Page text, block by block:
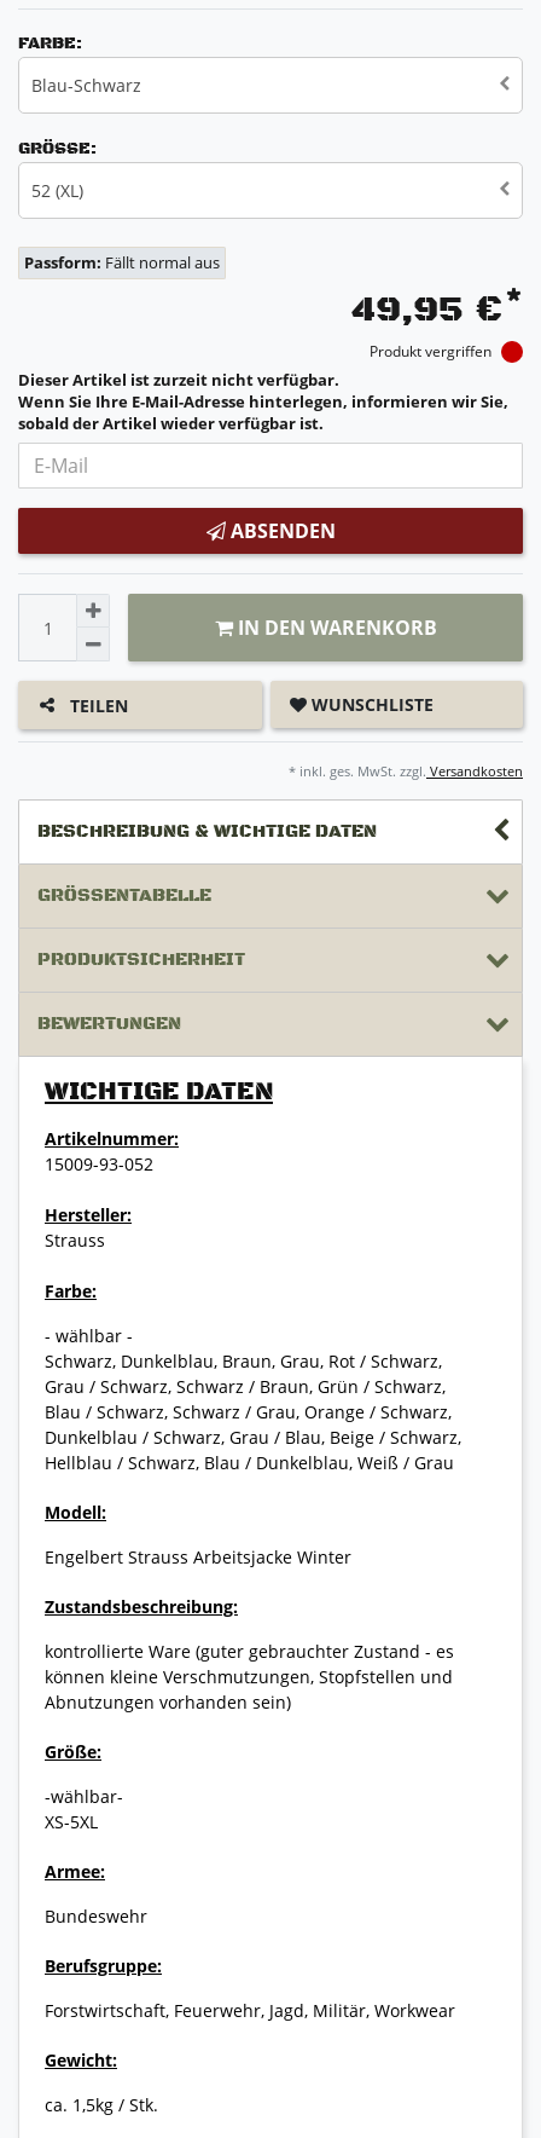
FARBE:
Blau-Schwarz
GRÖSSE:
52 (XL)
Passform: Fällt normal aus
49,95 €*
Produkt vergriffen
Dieser Artikel ist zurzeit nicht verfügbar.
Wenn Sie Ihre E-Mail-Adresse hinterlegen, informieren wir Sie,
sobald der Artikel wieder verfügbar ist.
ABSENDEN
IN DEN WARENKORB
TEILEN WUNSCHLISTE
* inkl. ges. MwSt. zzgl. Versandkosten
BESCHREIBUNG & WICHTIGE DATEN
GRÖSSENTABELLE
PRODUKTSICHERHEIT
BEWERTUNGEN
WICHTIGE DATEN
Artikelnummer:
15009-93-052
Hersteller:
Strauss
Farbe:
- wählbar -
Schwarz, Dunkelblau, Braun, Grau, Rot / Schwarz,
Grau / Schwarz, Schwarz / Braun, Grün / Schwarz,
Blau / Schwarz, Schwarz / Grau, Orange / Schwarz,
Dunkelblau / Schwarz, Grau / Blau, Beige / Schwarz,
Hellblau / Schwarz, Blau / Dunkelblau, Weiß / Grau
Modell:
Engelbert Strauss Arbeitsjacke Winter
Zustandsbeschreibung:
kontrollierte Ware (guter gebrauchter Zustand - es
können kleine Verschmutzungen, Stopfstellen und
Abnutzungen vorhanden sein)
Größe:
-wählbar-
XS-5XL
Armee:
Bundeswehr
Berufsgruppe:
Forstwirtschaft, Feuerwehr, Jagd, Militär, Workwear
Gewicht:
ca. 1,5kg / Stk.